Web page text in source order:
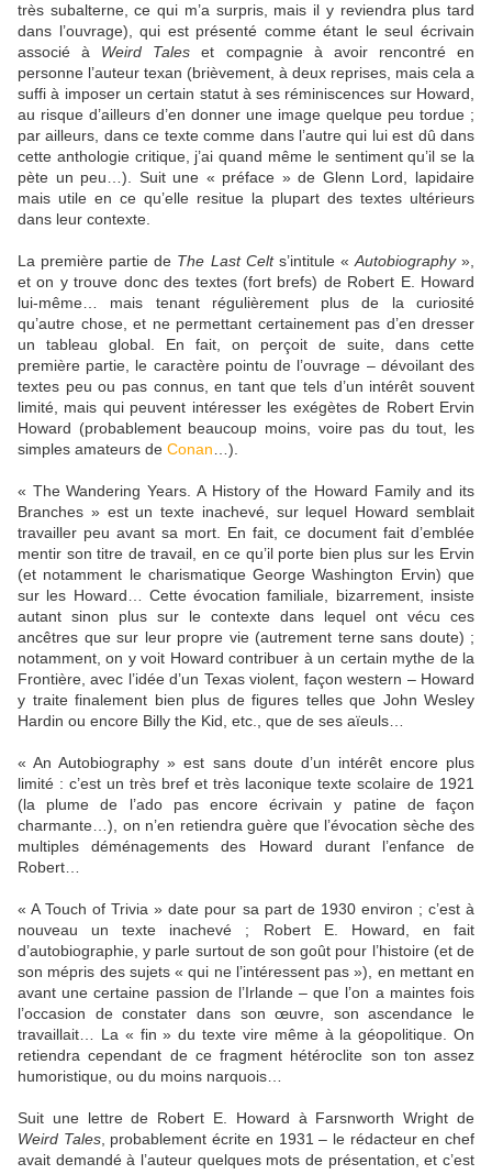
très subalterne, ce qui m’a surpris, mais il y reviendra plus tard
dans l’ouvrage), qui est présenté comme étant le seul écrivain
associé à Weird Tales et compagnie à avoir rencontré en
personne l’auteur texan (brièvement, à deux reprises, mais cela a
suffi à imposer un certain statut à ses réminiscences sur Howard,
au risque d’ailleurs d’en donner une image quelque peu tordue ;
par ailleurs, dans ce texte comme dans l’autre qui lui est dû dans
cette anthologie critique, j’ai quand même le sentiment qu’il se la
pète un peu…). Suit une « préface » de Glenn Lord, lapidaire
mais utile en ce qu’elle resitue la plupart des textes ultérieurs
dans leur contexte.
La première partie de The Last Celts’intitule « Autobiography»,
et on y trouve donc des textes (fort brefs) de Robert E. Howard
lui-même… mais tenant régulièrement plus de la curiosité
qu’autre chose, et ne permettant certainement pas d’en dresser
un tableau global. En fait, on perçoit de suite, dans cette
première partie, le caractère pointu de l’ouvrage – dévoilant des
textes peu ou pas connus, en tant que tels d’un intérêt souvent
limité, mais qui peuvent intéresser les exégètes de Robert Ervin
Howard (probablement beaucoup moins, voire pas du tout, les
simples amateurs de Conan …).
« The Wandering Years. A History of the Howard Family and its
Branches » est un texte inachevé, sur lequel Howard semblait
travailler peu avant sa mort. En fait, ce document fait d’emblée
mentir son titre de travail, en ce qu’il porte bien plus sur les Ervin
(et notamment le charismatique George Washington Ervin) que
sur les Howard… Cette évocation familiale, bizarrement, insiste
autant sinon plus sur le contexte dans lequel ont vécu ces
ancêtres que sur leur propre vie (autrement terne sans doute) ;
notamment, on y voit Howard contribuer à un certain mythe de la
Frontière, avec l’idée d’un Texas violent, façon western – Howard
y traite finalement bien plus de figures telles que John Wesley
Hardin ou encore Billy the Kid, etc., que de ses aïeuls…
« An Autobiography » est sans doute d’un intérêt encore plus
limité : c’est un très bref et très laconique texte scolaire de 1921
(la plume de l’ado pas encore écrivain y patine de façon
charmante…), on n’en retiendra guère que l’évocation sèche des
multiples déménagements des Howard durant l’enfance de
Robert…
« A Touch of Trivia » date pour sa part de 1930 environ ; c’est à
nouveau un texte inachevé ; Robert E. Howard, en fait
d’autobiographie, y parle surtout de son goût pour l’histoire (et de
son mépris des sujets « qui ne l’intéressent pas »), en mettant en
avant une certaine passion de l’Irlande – que l’on a maintes fois
l’occasion de constater dans son œuvre, son ascendance le
travaillait… La « fin » du texte vire même à la géopolitique. On
retiendra cependant de ce fragment hétéroclite son ton assez
humoristique, ou du moins narquois…
Suit une lettre de Robert E. Howard à Farsnworth Wright de
Weird Tales, probablement écrite en 1931 – le rédacteur en chef
avait demandé à l’auteur quelques mots de présentation, et c’est